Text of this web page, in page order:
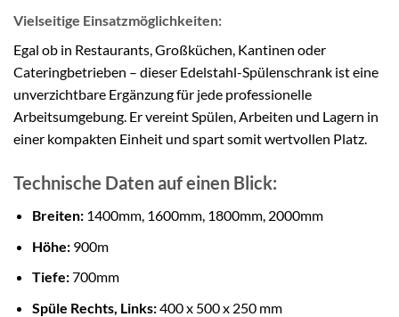
Vielseitige Einsatzmöglichkeiten:
Egal ob in Restaurants, Großküchen, Kantinen oder
Cateringbetrieben – dieser Edelstahl-Spülenschrank ist eine
unverzichtbare Ergänzung für jede professionelle
Arbeitsumgebung. Er vereint Spülen, Arbeiten und Lagern in
einer kompakten Einheit und spart somit wertvollen Platz.
Technische Daten auf einen Blick:
Breiten:1400mm, 1600mm, 1800mm, 2000mm
Höhe:900m
Tiefe:700mm
Spüle Rechts, Links:400 x 500 x 250 mm